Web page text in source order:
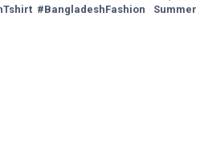
#BangladeshFashion